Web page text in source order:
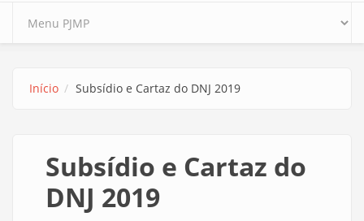
Início Subsídio e Cartaz do DNJ 2019
Subsídio e Cartaz do
DNJ 2019